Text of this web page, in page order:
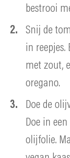
bestrooi
Snij de
in
met zout,
oregano.
Doe de
Doe in
olijfolie.